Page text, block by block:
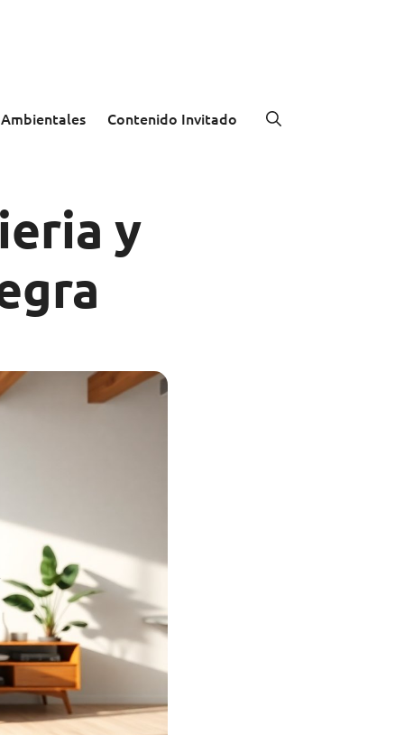
Contenido Invitado
y